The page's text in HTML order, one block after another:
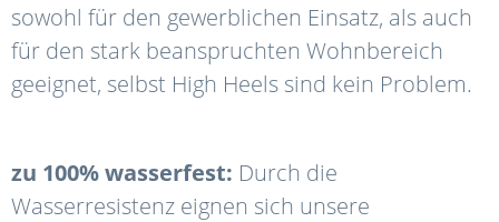
sowohl für den gewerblichen Einsatz, als auch
für den stark beanspruchten Wohnbereich
geeignet, selbst High Heels sind kein Problem.
zu 100% wasserfest: Durch die
Wasserresistenz eignen sich unsere